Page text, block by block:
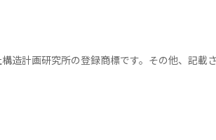
造計画研究所の登録商標です。その他、記載
レンタルスペースの